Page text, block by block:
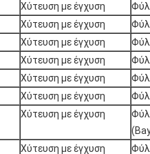
Χύτευση με έγχυση
Χύτευση με έγχυση
Χύτευση με έγχυση
Χύτευση με έγχυση
Χύτευση με έγχυση
Χύτευση με έγχυση
Χύτευση με έγχυση
Χύτευση με έγχυση